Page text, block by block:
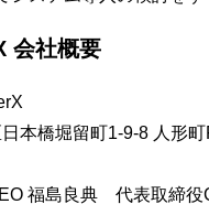
会社概要
本橋堀留町1-9-8 人形
福島良典 代表取締役